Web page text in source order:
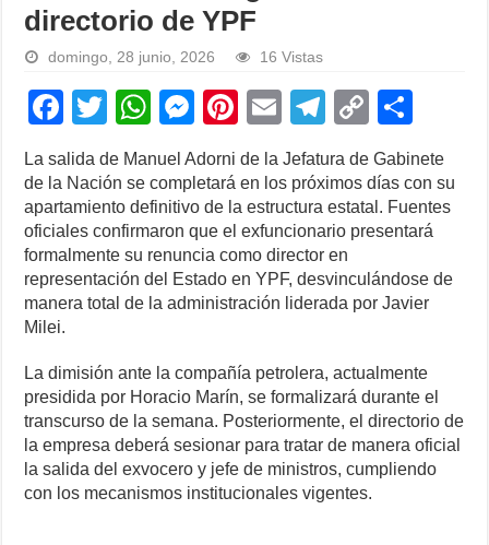
directorio de YPF
domingo, 28 junio, 2026 16 Vistas
F
a
c
e
b
o
o
T
wi
tt
er
W
at
s
A
p
p
M
e
ss
e
n
g
er
Pi
nt
er
e
st
E
m
ail
T
e
gr
a
m
C
o
p
y
Li
n
k
ar
e
La salida de Manuel Adorni de la Jefatura de Gabinete
de la Nación se completará en los próximos días con su
apartamiento definitivo de la estructura estatal. Fuentes
oficiales confirmaron que el exfuncionario presentará
formalmente su renuncia como director en
representación del Estado en YPF, desvinculándose de
manera total de la administración liderada por Javier
Milei.
La dimisión ante la compañía petrolera, actualmente
presidida por Horacio Marín, se formalizará durante el
transcurso de la semana. Posteriormente, el directorio de
la empresa deberá sesionar para tratar de manera oficial
la salida del exvocero y jefe de ministros, cumpliendo
con los mecanismos institucionales vigentes.